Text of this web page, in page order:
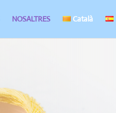
NOSALTRES Català